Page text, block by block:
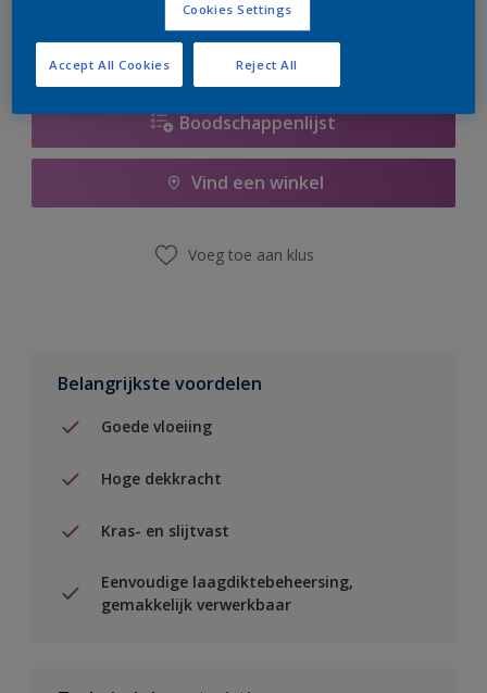
Boodschappenlijst
Vind een winkel
Voeg toe aan klus
Belangrijkste voordelen
Goede vloeiing
Hoge dekkracht
Kras- en slijtvast
Eenvoudige laagdiktebeheersing,
gemakkelijk verwerkbaar
Cookies Settings
Reject All
Accept All Cookies